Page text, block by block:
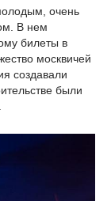
очень
В нем
билеты в
москвичей
создавали
были